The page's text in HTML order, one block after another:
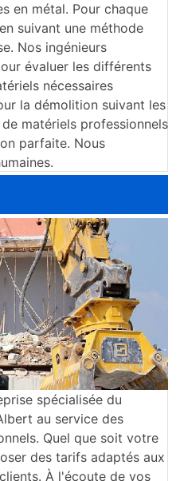
en métal. Pour chaque
suivant une méthode
Nos ingénieurs
évaluer les différents
nécessaires
la démolition suivant les
matériels professionnels
parfaite. Nous
spécialisée du
au service des
Quel que soit votre
des tarifs adaptés aux
À l'écoute de vos